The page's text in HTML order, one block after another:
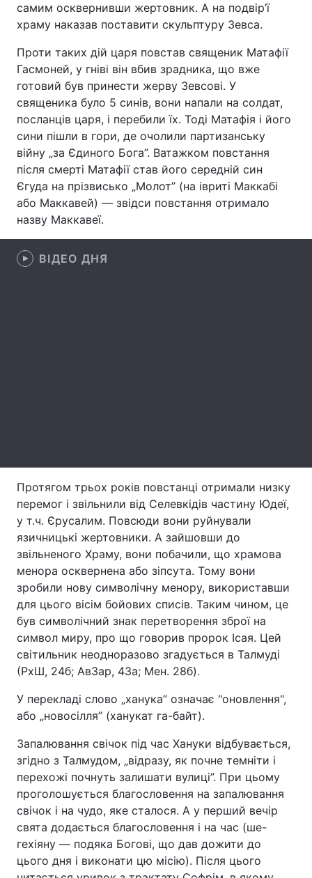
Відео з Youtube Статті
Архів Вакансії
Контакти
Послуги
самим осквернивши жертовник. А на подвір’ї
храму наказав поставити скульптуру Зевса.
Проти таких дій царя повстав священик Матафії
Гасмоней, у гніві він вбив зрадника, що вже
готовий був принести жерву Зевсові. У
священика було 5 синів, вони напали на солдат,
посланців царя, і перебили їх. Тоді Матафія і його
сини пішли в гори, де очолили партизанську
війну „за Єдиного Бога”. Ватажком повстання
після смерті Матафії став його середній син
Єгуда на прізвисько „Молот” (на івриті Маккабі
або Маккавей) — звідси повстання отримало
назву Маккавеї.
ВІДЕО ДНЯ
Протягом трьох років повстанці отримали низку
перемог і звільнили від Селевкідів частину Юдеї,
у т.ч. Єрусалим. Повсюди вони руйнували
язичницькі жертовники. А зайшовши до
звільненого Храму, вони побачили, що храмова
менора осквернена або зіпсута. Тому вони
зробили нову символічну менору, використавши
для цього вісім бойових списів. Таким чином, це
був символічний знак перетворення зброї на
символ миру, про що говорив пророк Ісая. Цей
світильник неодноразово згадується в Талмуді
(РхШ, 24б; АвЗар, 43а; Мен. 28б).
У перекладі слово „ханука” означає "оновлення",
або „новосілля” (ханукат га-байт).
Запалювання свічок під час Хануки відбувається,
згідно з Талмудом, „відразу, як почне темніти і
перехожі почнуть залишати вулиці”. При цьому
проголошується благословення на запалювання
свічок і на чудо, яке сталося. А у перший вечір
свята додається благословення і на час (ше-
гехіяну — подяка Богові, що дав дожити до
цього дня і виконати цю місію). Після цього